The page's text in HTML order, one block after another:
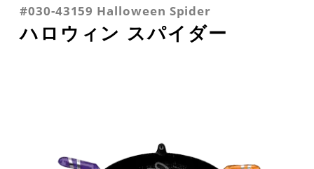
ハロウィン・オータム(秋)
#030-43159 Halloween Spider
ハロウィン スパイダー